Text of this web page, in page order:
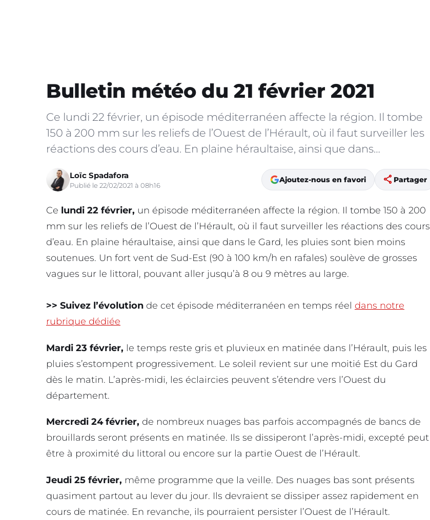
Bulletin météo du 21 février 2021
Ce lundi 22 février, un épisode méditerranéen affecte la région. Il tombe
150 à 200 mm sur les reliefs de l’Ouest de l’Hérault, où il faut surveiller les
réactions des cours d’eau. En plaine héraultaise, ainsi que dans…
Loïc Spadafora
Publié le 22/02/2021 à 08h16
Ajoutez-nous en favori share Partager
Ce lundi 22 février, un épisode méditerranéen affecte la région. Il tombe 150 à 200
mm sur les reliefs de l’Ouest de l’Hérault, où il faut surveiller les réactions des cours
d’eau. En plaine héraultaise, ainsi que dans le Gard, les pluies sont bien moins
soutenues. Un fort vent de Sud-Est (90 à 100 km/h en rafales) soulève de grosses
vagues sur le littoral, pouvant aller jusqu’à 8 ou 9 mètres au large.
>> Suivez l’évolution de cet épisode méditerranéen en temps réel dans notre
rubrique dédiée
Mardi 23 février, le temps reste gris et pluvieux en matinée dans l’Hérault, puis les
pluies s’estompent progressivement. Le soleil revient sur une moitié Est du Gard
dès le matin. L’après-midi, les éclaircies peuvent s’étendre vers l’Ouest du
département.
Mercredi 24 février, de nombreux nuages bas parfois accompagnés de bancs de
brouillards seront présents en matinée. Ils se dissiperont l’après-midi, excepté peut
être à proximité du littoral ou encore sur la partie Ouest de l’Hérault.
Jeudi 25 février, même programme que la veille. Des nuages bas sont présents
quasiment partout au lever du jour. Ils devraient se dissiper assez rapidement en
cours de matinée. En revanche, ils pourraient persister l’Ouest de l’Hérault.